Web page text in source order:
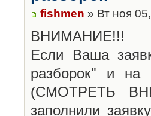
fishmen » Вт ноя
ВНИМАНИЕ!!!
Если Ваша
разборок" и на
(СМОТРЕТЬ
заполнили